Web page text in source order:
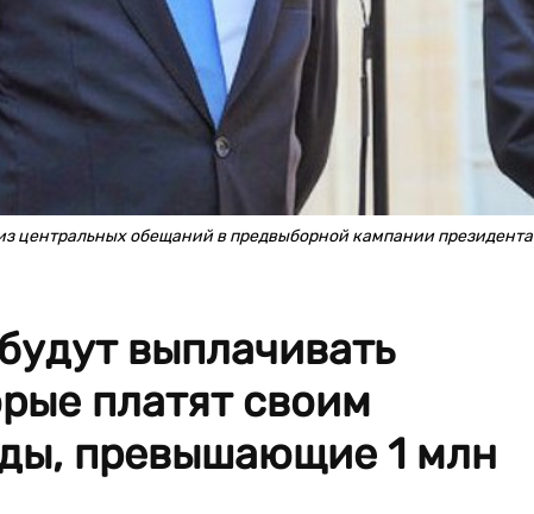
центральных обещаний в предвыборной кампании президента
выплачивать
платят своим
превышающие 1 млн